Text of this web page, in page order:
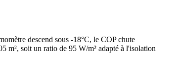
descend sous -18°C, le COP chute
m², soit un ratio de 95 W/m² adapté à l'isolation